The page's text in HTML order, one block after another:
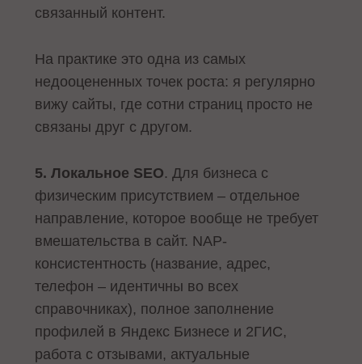
связанный контент.
На практике это одна из самых
недооцененных точек роста: я регулярно
вижу сайты, где сотни страниц просто не
связаны друг с другом.
5. Локальное SEO. Для бизнеса с
физическим присутствием – отдельное
направление, которое вообще не требует
вмешательства в сайт. NAP-
консистентность (название, адрес,
телефон – идентичны во всех
справочниках), полное заполнение
профилей в Яндекс Бизнесе и 2ГИС,
работа с отзывами, актуальные